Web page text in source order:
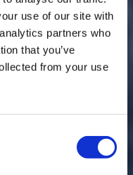
use of our site with
partners who
that you’ve
from your use